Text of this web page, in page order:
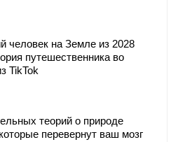
человек на Земле из 2028
путешественника во
TikTok
теорий о природе
перевернут ваш мозг